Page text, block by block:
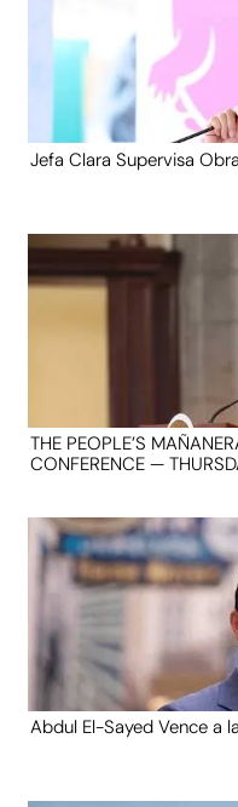
Jefa Clara Supervisa
THE PEOPLE’S
CONFERENCE —
Abdul El-Sayed Vence a